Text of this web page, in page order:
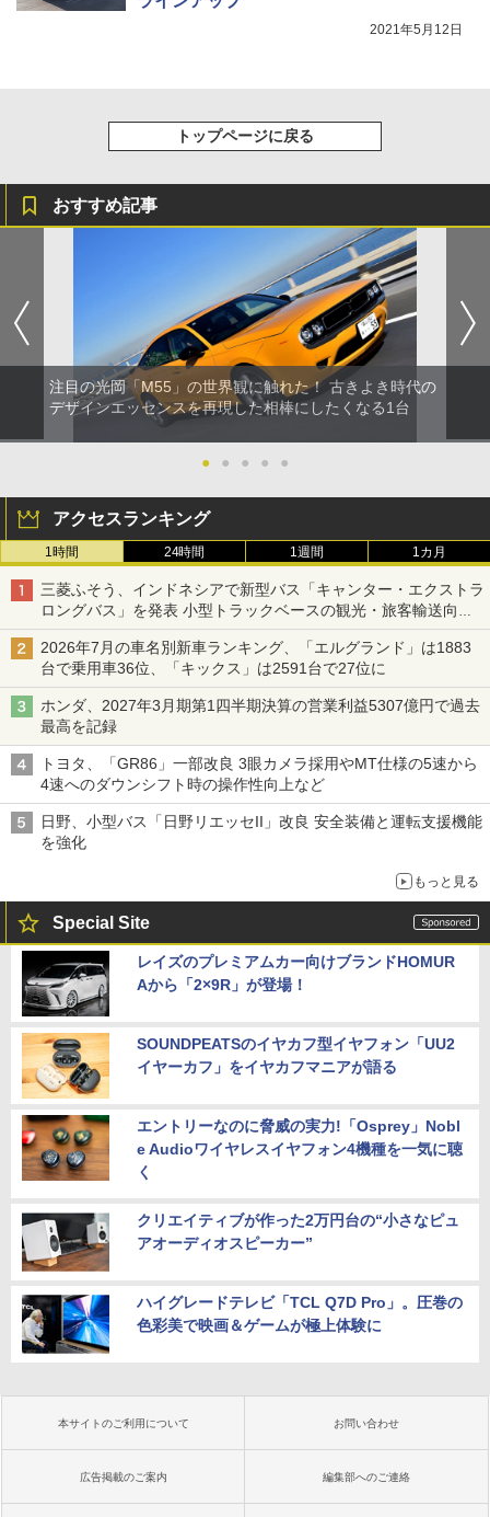
2021年5月12日
トップページに戻る
おすすめ記事
注目の光岡「M55」の世界観に触れた！ 古きよき時代の
デザインエッセンスを再現した相棒にしたくなる1台
● ● ● ● ●
アクセスランキング
1時間 24時間 1週間 1カ月
三菱ふそう、インドネシアで新型バス「キャンター・エクストラ
ロングバス」を発表 小型トラックベースの観光・旅客輸送向け
バス
2026年7月の車名別新車ランキング、「エルグランド」は1883
台で乗用車36位、「キックス」は2591台で27位に
ホンダ、2027年3月期第1四半期決算の営業利益5307億円で過去
最高を記録
トヨタ、「GR86」一部改良 3眼カメラ採用やMT仕様の5速から
4速へのダウンシフト時の操作性向上など
日野、小型バス「日野リエッセII」改良 安全装備と運転支援機能
を強化
もっと見る
Special Site
レイズのプレミアムカー向けブランドHOMUR
Aから「2×9R」が登場！
SOUNDPEATSのイヤカフ型イヤフォン「UU2
イヤーカフ」をイヤカフマニアが語る
エントリーなのに脅威の実力!「Osprey」Nobl
e Audioワイヤレスイヤフォン4機種を一気に聴
く
クリエイティブが作った2万円台の“小さなピュ
アオーディオスピーカー”
ハイグレードテレビ「TCL Q7D Pro」。圧巻の
色彩美で映画＆ゲームが極上体験に
本サイトのご利用について お問い合わせ
広告掲載のご案内 編集部へのご連絡